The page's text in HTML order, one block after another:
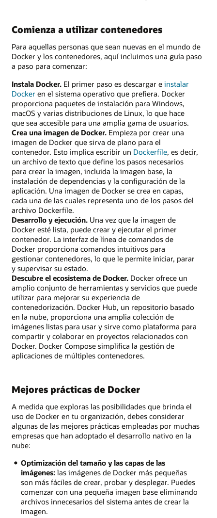
Comienza a utilizar contenedores
Para aquellas personas que sean nuevas en el mundo de
Docker y los contenedores, aquí incluimos una guía paso
a paso para comenzar:
Instala Docker. El primer paso es descargar e instalar
Docker en el sistema operativo que prefiera. Docker
proporciona paquetes de instalación para Windows,
macOS y varias distribuciones de Linux, lo que hace
que sea accesible para una amplia gama de usuarios.
Crea una imagen de Docker. Empieza por crear una
imagen de Docker que sirva de plano para el
contenedor. Esto implica escribir un Dockerfile, es decir,
un archivo de texto que define los pasos necesarios
para crear la imagen, incluida la imagen base, la
instalación de dependencias y la configuración de la
aplicación. Una imagen de Docker se crea en capas,
cada una de las cuales representa uno de los pasos del
archivo Dockerfile.
Desarrollo y ejecución. Una vez que la imagen de
Docker esté lista, puede crear y ejecutar el primer
contenedor. La interfaz de línea de comandos de
Docker proporciona comandos intuitivos para
gestionar contenedores, lo que le permite iniciar, parar
y supervisar su estado.
Descubre el ecosistema de Docker. Docker ofrece un
amplio conjunto de herramientas y servicios que puede
utilizar para mejorar su experiencia de
contenedorización. Docker Hub, un repositorio basado
en la nube, proporciona una amplia colección de
imágenes listas para usar y sirve como plataforma para
compartir y colaborar en proyectos relacionados con
Docker. Docker Compose simplifica la gestión de
aplicaciones de múltiples contenedores.
Mejores prácticas de Docker
A medida que exploras las posibilidades que brinda el
uso de Docker en tu organización, debes considerar
algunas de las mejores prácticas empleadas por muchas
empresas que han adoptado el desarrollo nativo en la
nube:
Optimización del tamaño y las capas de las
imágenes:las imágenes de Docker más pequeñas
son más fáciles de crear, probar y desplegar. Puedes
comenzar con una pequeña imagen base eliminando
archivos innecesarios del sistema antes de crear la
imagen.